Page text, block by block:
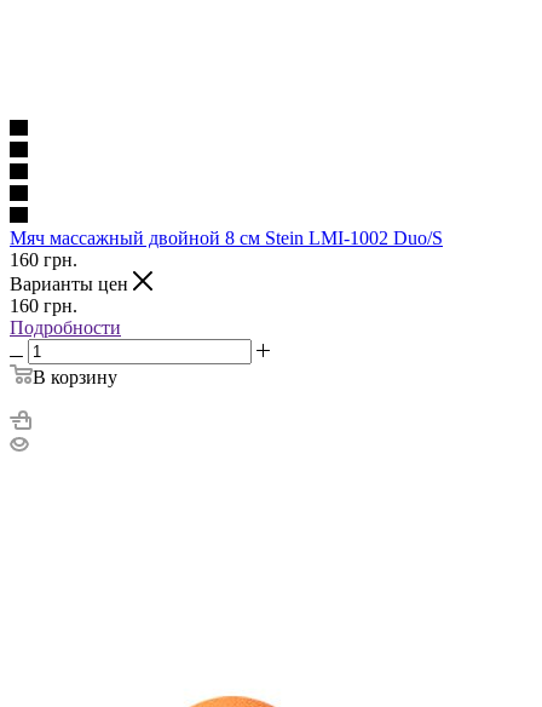
Мяч массажный двойной 8 см Stein LMI-1002 Duo/S
160 грн.
Варианты цен
160 грн.
Подробности
В корзину